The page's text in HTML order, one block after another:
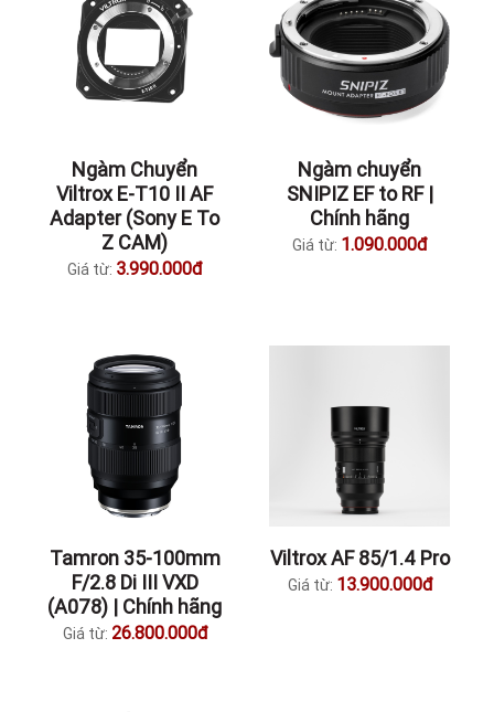
Ngàm Chuyển
Viltrox E-T10 II AF
Adapter (Sony E To
Z CAM)
Giá từ: 3.990.000đ
Ngàm chuyển
SNIPIZ EF to RF |
Chính hãng
Giá từ: 1.090.000đ
Tamron 35-100mm
F/2.8 Di III VXD
(A078) | Chính hãng
Giá từ: 26.800.000đ
Viltrox AF 85/1.4 Pro
Giá từ: 13.900.000đ